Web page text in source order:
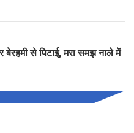
से पिटाई, मरा समझ नाले में